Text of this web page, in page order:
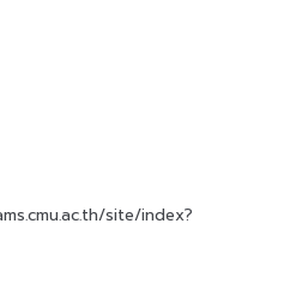
site/index?